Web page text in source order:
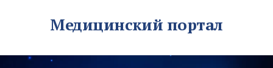
Медицинский портал